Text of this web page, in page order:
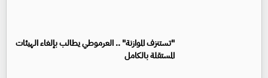
"تستنزف الموازنة" .. العرموطي يطالب بإلغاء الهيئات
المستقلة بالكامل